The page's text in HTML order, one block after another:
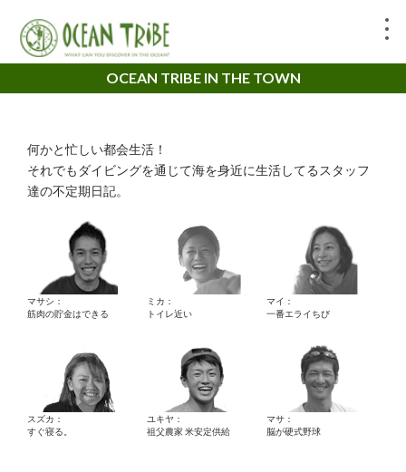
OCEAN TRIBE IN THE TOWN
何かと忙しい都会生活！
それでもダイビングを通じて海を身近に生活してるスタッフ
達の不定期日記。
マサシ：
筋肉の貯金はできる
ミカ：
トイレ近い
マイ：
一番エライちび
スズカ：
すぐ寝る。
ユキヤ：
祖父農家 米安定供給
マサ：
脳が硬式野球